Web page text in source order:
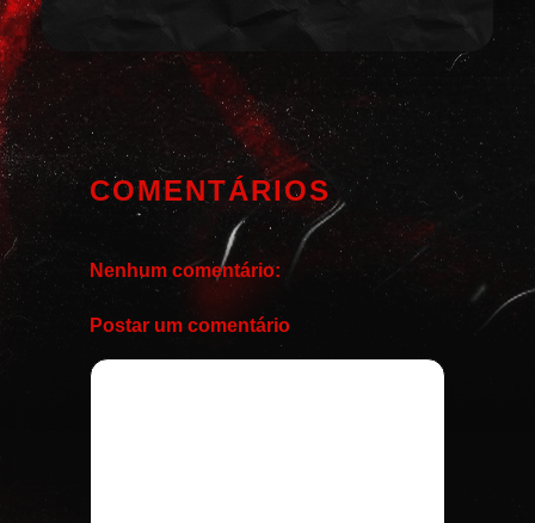
COMENTÁRIOS
Nenhum comentário:
Postar um comentário